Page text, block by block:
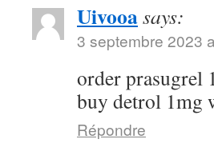
Uivooasays:
3 septembre 2023
order
buy detrol 1mg
Répondre